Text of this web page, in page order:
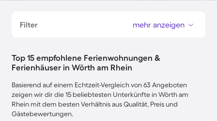
Filter mehr anzeigen
Top 15 empfohlene Ferienwohnungen &
Ferienhäuser in Wörth am Rhein
Basierend auf einem Echtzeit-Vergleich von 63 Angeboten
zeigen wir dir die 15 beliebtesten Unterkünfte in Wörth am
Rhein mit dem besten Verhältnis aus Qualität, Preis und
Gästebewertungen.